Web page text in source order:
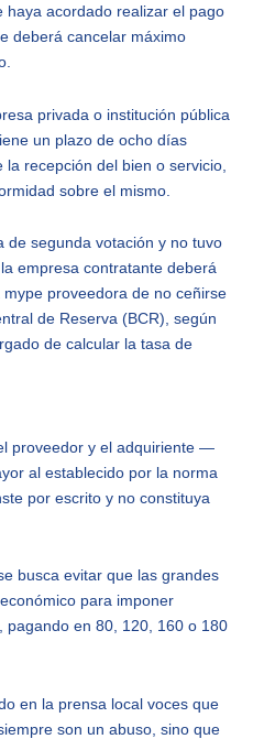
haya acordado realizar el pago
deberá cancelar máximo
privada o institución pública
un plazo de ocho días
recepción del bien o servicio,
sobre el mismo.
de segunda votación y no tuvo
empresa contratante deberá
proveedora de no ceñirse
de Reserva (BCR), según
de calcular la tasa de
proveedor y el adquiriente —
al establecido por la norma
por escrito y no constituya
busca evitar que las grandes
para imponer
pagando en 80, 120, 160 o 180
en la prensa local voces que
son un abuso, sino que